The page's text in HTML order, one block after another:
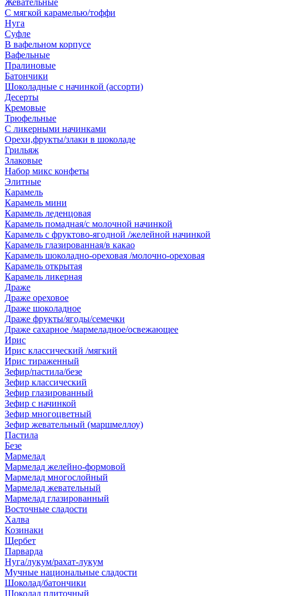
Жевательные
С мягкой карамелью/тоффи
Нуга
Суфле
В вафельном корпусе
Вафельные
Пралиновые
Батончики
Шоколадные с начинкой (ассорти)
Десерты
Кремовые
Трюфельные
С ликерными начинками
Орехи,фрукты/злаки в шоколаде
Грильяж
Злаковые
Набор микс конфеты
Элитные
Карамель
Карамель мини
Карамель леденцовая
Карамель помадная/с молочной начинкой
Карамель с фруктово-ягодной /желейной начинкой
Карамель глазированная/в какао
Карамель шоколадно-ореховая /молочно-ореховая
Карамель открытая
Карамель ликерная
Драже
Драже ореховое
Драже шоколадное
Драже фрукты/ягоды/семечки
Драже сахарное /мармеладное/освежающее
Ирис
Ирис классический /мягкий
Ирис тираженный
Зефир/пастила/безе
Зефир классический
Зефир глазированный
Зефир с начинкой
Зефир многоцветный
Зефир жевательный (маршмеллоу)
Пастила
Безе
Мармелад
Мармелад желейно-формовой
Мармелад многослойный
Мармелад жевательный
Мармелад глазированный
Восточные сладости
Халва
Козинаки
Щербет
Парварда
Нуга/лукум/рахат-лукум
Мучные национальные сладости
Шоколад/батончики
Шоколад плиточный